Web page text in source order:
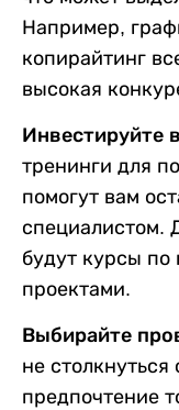
Например,
копирайтинг
высокая
Инвестируйте
тренинги для
помогут вам
специалистом.
будут курсы по
проектами.
Выбирайте
не
предпочтение